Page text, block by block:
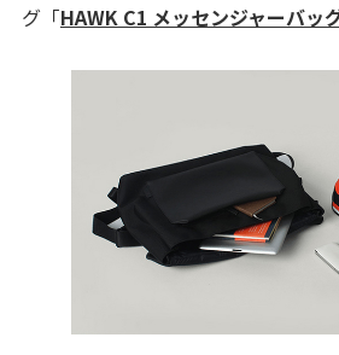
グ「HAWK C1 メッセンジャーバッ